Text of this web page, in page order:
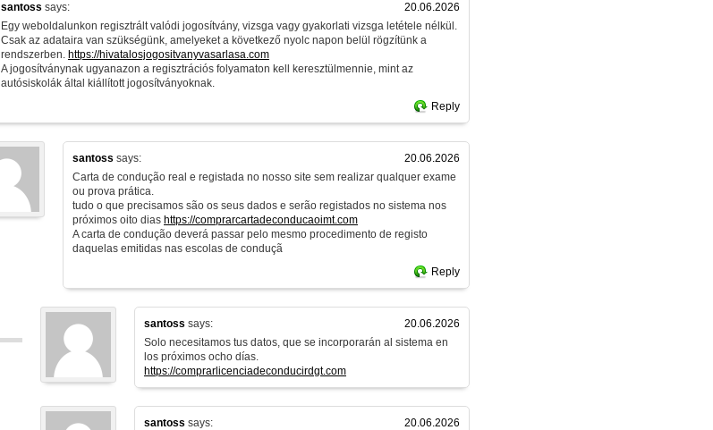
santoss says:
20.06.2026
Egy weboldalunkon regisztrált valódi jogosítvány, vizsga vagy gyakorlati vizsga letétele nélkül.
Csak az adataira van szükségünk, amelyeket a következő nyolc napon belül rögzítünk a
rendszerben. https://hivatalosjogositvanyvasarlasa.com
A jogosítványnak ugyanazon a regisztrációs folyamaton kell keresztülmennie, mint az
autósiskolák által kiállított jogosítványoknak.
Reply
santoss says:
20.06.2026
Carta de condução real e registada no nosso site sem realizar qualquer exame
ou prova prática.
tudo o que precisamos são os seus dados e serão registados no sistema nos
próximos oito dias https://comprarcartadeconducaoimt.com
A carta de condução deverá passar pelo mesmo procedimento de registo
daquelas emitidas nas escolas de conduçã
Reply
santoss says:
20.06.2026
Solo necesitamos tus datos, que se incorporarán al sistema en
los próximos ocho días.
https://comprarlicenciadeconducirdgt.com
santoss says:
20.06.2026